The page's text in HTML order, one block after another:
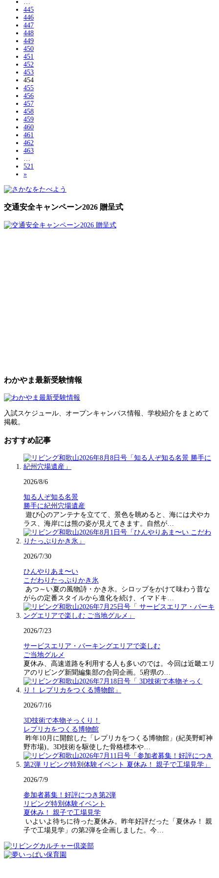
445
446
447
448
449
450
451
452
453
454
455
456
457
458
459
460
461
462
463
521
»
交通安全キャンペーン2026 贈呈式
わかやま最新受験情報
入試スケジュール、オープンキャンパス情報、学校紹介をまとめて
掲載。
おすすめ記事
2026/8/6
知る人ぞ知る名景
勝手に紀州穴場遺産
遊び心のアンテナを立てて、景色を眺めると、海には犬やカ
ラス、海岸には熊の姿が見えてきます。自然が…
2026/7/30
ひんやりあま〜い
こだわりたっぷりかき氷
あつ～い夏の風物詩・かき氷。シロップをかけて味わう昔な
がらの定番スタイルから進化を続け、イマドキ…
2026/7/23
サービスエリア・パーキングエリアで楽しむ
ご当地グルメ
夏休み、高速道路を利用する人も多いのでは。今回は近畿エリ
アのリビング新聞編集部の合同企画。5府県の…
2026/7/16
3D技術で本物そっくり！
レプリカをつくる博物館
昨年10月に開館した「レプリカをつくる博物館」(紀美野町神
野市場)。3D技術を駆使した骨格標本や…
2026/7/9
参加者募集！好評につき第2弾
リビング特別体験イベント
夏休み！ 親子で工場見学
いよいよ待ちに待った夏休み。昨年好評だった「夏休み！ 親
子で工場見学」の第2弾を企画しました。今…